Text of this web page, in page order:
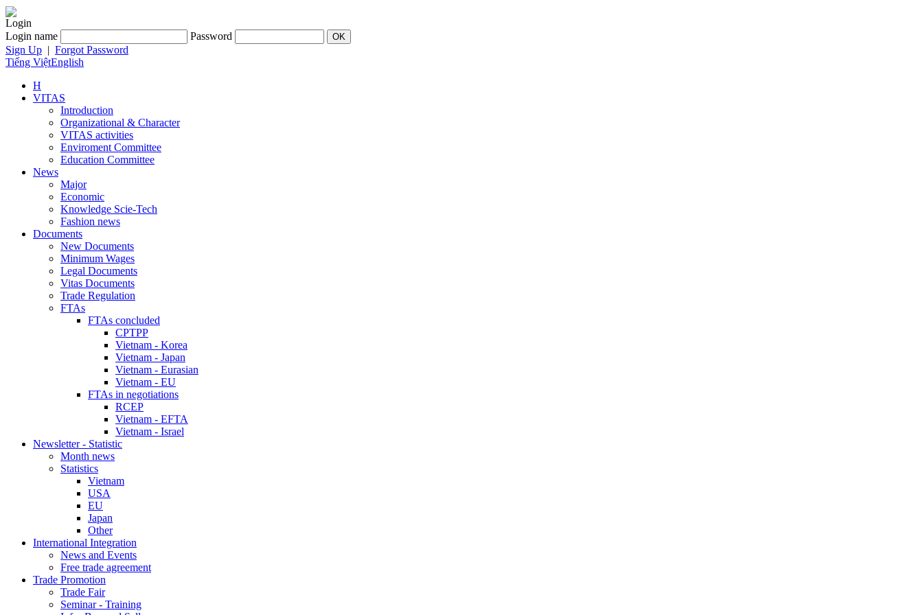
Login
Login name
Password
Sign Up | Forgot Password
Tiếng ViệtEnglish
H
VITAS
Introduction
Organizational & Character
VITAS activities
Enviroment Committee
Education Committee
News
Major
Economic
Knowledge Scie-Tech
Fashion news
Documents
New Documents
Minimum Wages
Legal Documents
Vitas Documents
Trade Regulation
FTAs
FTAs concluded
CPTPP
Vietnam - Korea
Vietnam - Japan
Vietnam - Eurasian
Vietnam - EU
FTAs in negotiations
RCEP
Vietnam - EFTA
Vietnam - Israel
Newsletter - Statistic
Month news
Statistics
Vietnam
USA
EU
Japan
Other
International Integration
News and Events
Free trade agreement
Trade Promotion
Trade Fair
Seminar - Training